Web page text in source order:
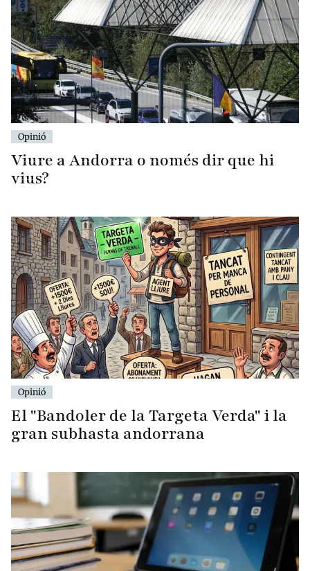
Opinió
Viure a Andorra o només dir que hi
vius?
Opinió
El "Bandoler de la Targeta Verda" i la
gran subhasta andorrana